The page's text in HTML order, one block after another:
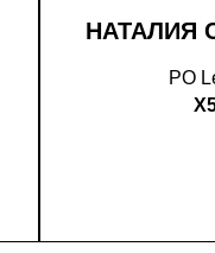
НАТАЛИЯ
PO